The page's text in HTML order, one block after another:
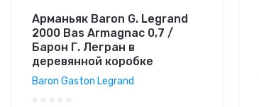
Арманьяк Baron G. Legrand
2000 Bas Armagnac 0,7 /
Барон Г. Легран в
деревянной коробке
Baron Gaston Legrand